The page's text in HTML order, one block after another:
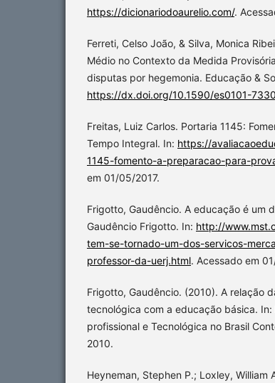
https://dicionariodoaurelio.com/.
Ferreti, Celso João, & Silva, Monica
Médio no Contexto da Medida
disputas por hegemonia. Educação &
https://dx.doi.org/10.1590/es0101-
Freitas, Luiz Carlos. Portaria 1145:
Tempo Integral. In: https://
1145-fomento-a-preparacao-para-
em 01/05/2017.
Frigotto, Gaudêncio. A educação é um
Gaudêncio Frigotto. In: http://
tem-se-tornado-um-dos-servicos-
professor-da-uerj.html. Acessado em
Frigotto, Gaudêncio. (2010). A relação
tecnológica com a educação básica.
profissional e Tecnológica no Brasil
2010.
Heyneman, Stephen P.; Loxley,